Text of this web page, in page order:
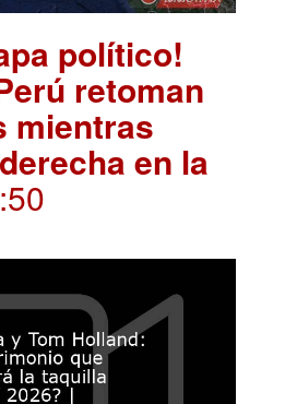
político!
retoman
mientras
en la